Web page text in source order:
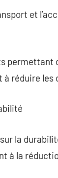
et
permettant
réduire les
la
à la